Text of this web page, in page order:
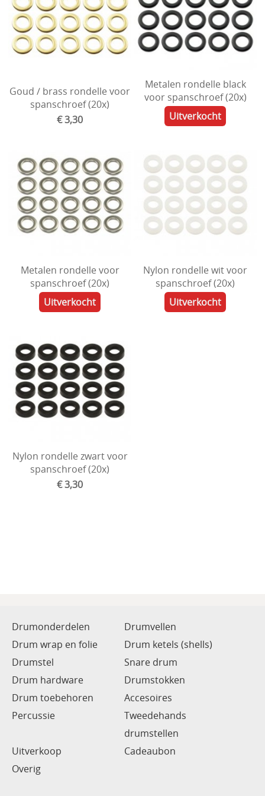
Drumstokken
Drum toebehoren
Percussie
Tweedehands drumstellen
Cadeaubon
Overig
Goud / brass rondelle voor
spanschroef (20x)
€ 3,30
Metalen rondelle black
voor spanschroef (20x)
Uitverkocht
Metalen rondelle voor
spanschroef (20x)
Uitverkocht
Nylon rondelle wit voor
spanschroef (20x)
Uitverkocht
Nylon rondelle zwart voor
spanschroef (20x)
€ 3,30
Drumonderdelen
Drumvellen
Drum wrap en folie
Drum ketels (shells)
Drumstel
Snare drum
Drum hardware
Drumstokken
Drum toebehoren
Accesoires
Percussie
Tweedehands
drumstellen
Uitverkoop
Cadeaubon
Overig